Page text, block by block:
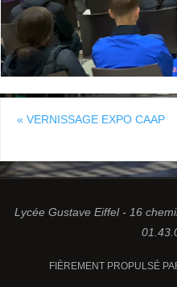
« VERNISSAGE EXPO CAAP
Lycée Gustave Eiffel - 16
FIÈREMENT PROPULSÉ